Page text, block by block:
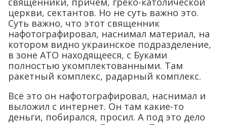
церкви, сектантов. Но не суть важно это.
Суть важно, что этот священник
нафотографировал, наснимал материал, на
котором видно украинское подразделение,
в зоне АТО находящееся, с Буками
полностью укомплектованными. Там
ракетный комплекс, радарный комплекс.
Всё это он нафотографировал, наснимал и
выложил с интернет. Он там какие-то
деньги, побирался, просил. А под это дело